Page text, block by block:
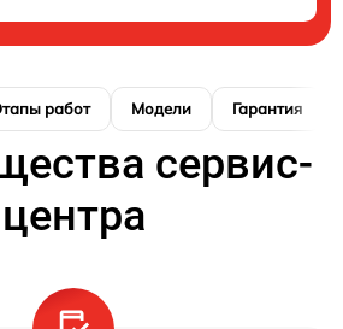
работ Модели Гарантия
сервис-
центра